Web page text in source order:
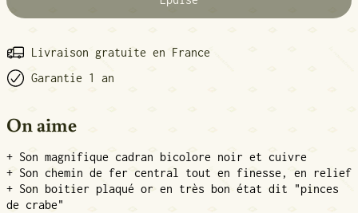
Livraison gratuite en France
Garantie 1 an
On aime
+ Son magnifique cadran bicolore noir et cuivre
+ Son chemin de fer central tout en finesse, en relief
+ Son boitier plaqué or en très bon état dit "pinces
de crabe"